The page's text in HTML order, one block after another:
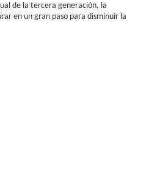
de la tercera generación, la
en un gran paso para disminuir la